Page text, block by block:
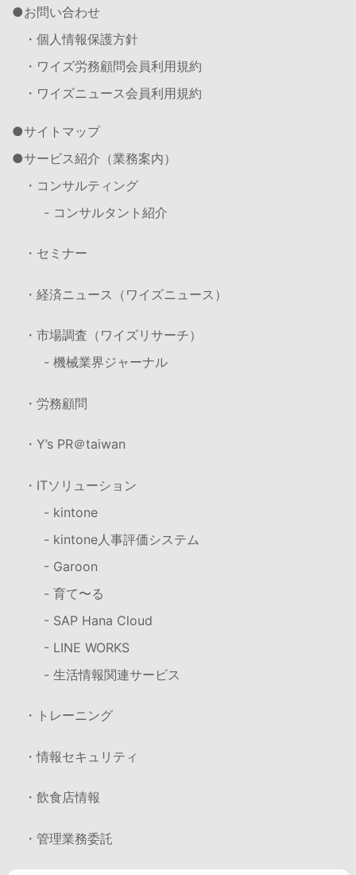
お問い合わせ
・個人情報保護方針
・ワイズ労務顧問会員利用規約
・ワイズニュース会員利用規約
サイトマップ
サービス紹介（業務案内）
・コンサルティング
- コンサルタント紹介
・セミナー
・経済ニュース（ワイズニュース）
・市場調査（ワイズリサーチ）
- 機械業界ジャーナル
・労務顧問
・Y’s PR＠taiwan
・ITソリューション
- kintone
- kintone人事評価システム
- Garoon
- 育て〜る
- SAP Hana Cloud
- LINE WORKS
- 生活情報関連サービス
・トレーニング
・情報セキュリティ
・飲食店情報
・管理業務委託